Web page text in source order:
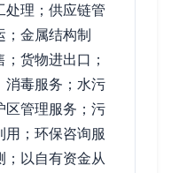
处理；供应链管
；金属结构制
货物进出口；
消毒服务；水污
区管理服务；污
用；环保咨询服
；以自有资金从